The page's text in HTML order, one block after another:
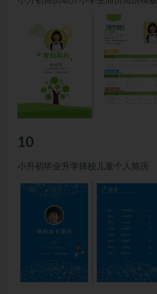
10
小升初毕业升学择校儿童个人简历